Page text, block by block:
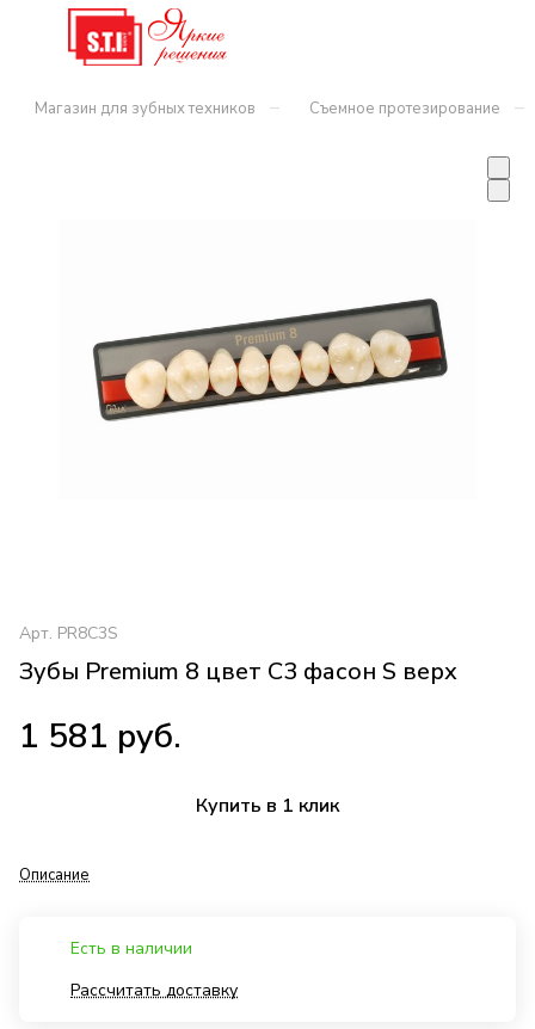
Магазин для зубных техников – Съемное протезирование –
Арт. PR8C3S
Зубы Premium 8 цвет C3 фасон S верх
1 581 руб.
Купить в 1 клик
Описание
Есть в наличии
Рассчитать доставку